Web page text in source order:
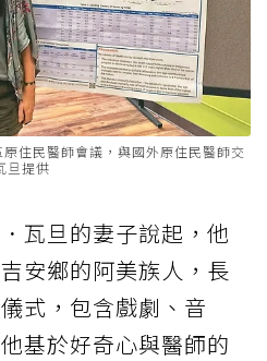
住民醫師會議，與國外原住民醫師交
旦提供
瓦旦的妻子說起，他
安鄉的阿美族人，長
式，包含戲劇、音
基於好奇心與醫師的